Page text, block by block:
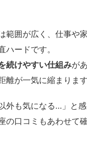
範囲が広く、仕事や
ハードです。
続けやすい仕組みが
離が一気に縮まります
外も気になる…」と感
の口コミもあわせて